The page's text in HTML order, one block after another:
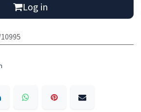
Log in